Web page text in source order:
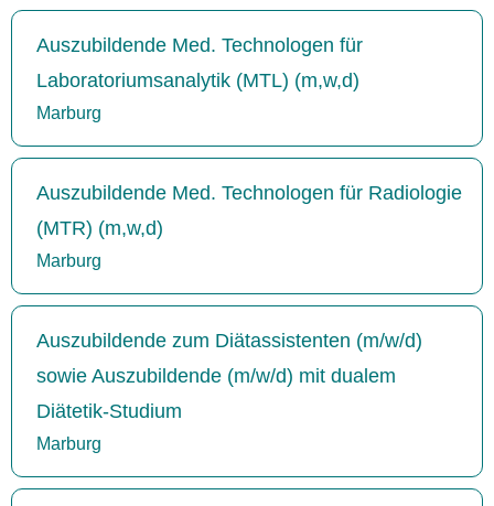
Auszubildende Med. Technologen für
Laboratoriumsanalytik (MTL) (m,w,d)
Marburg
Auszubildende Med. Technologen für Radiologie
(MTR) (m,w,d)
Marburg
Auszubildende zum Diätassistenten (m/w/d)
sowie Auszubildende (m/w/d) mit dualem
Diätetik-Studium
Marburg